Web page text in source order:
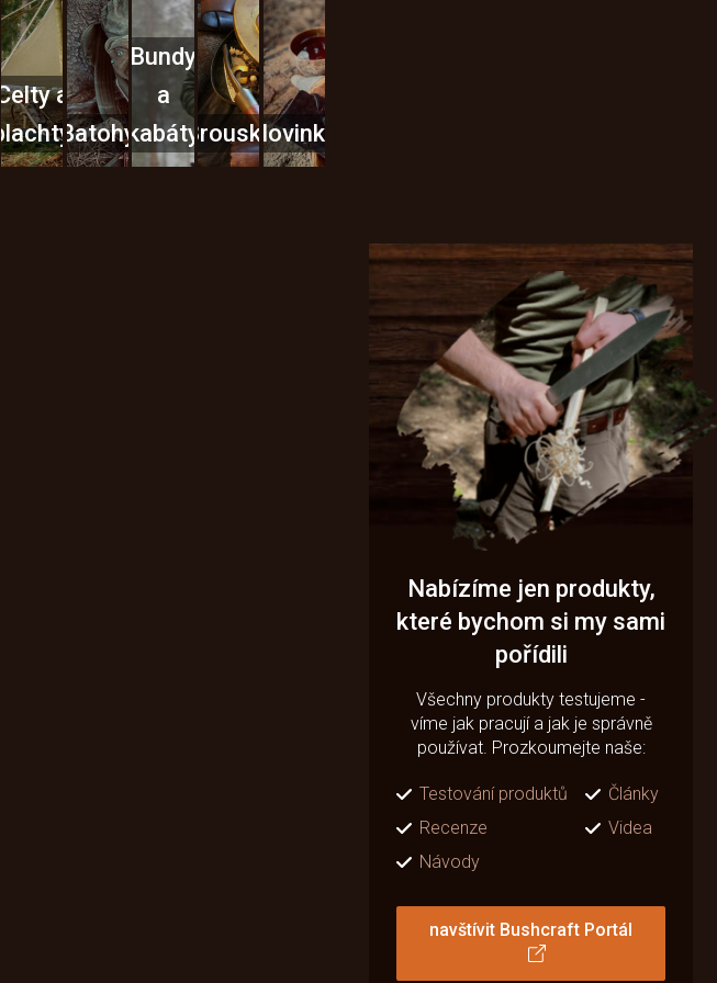
Celty a
plachtyBatohy
Bundy
a
kabátyBrouskyNovinky
Nabízíme jen produkty,
které bychom si my sami
pořídili
Všechny produkty testujeme -
víme jak pracují a jak je správně
používat. Prozkoumejte naše:
Testování produktů
Články
Recenze
Videa
Návody
navštívit Bushcraft Portál